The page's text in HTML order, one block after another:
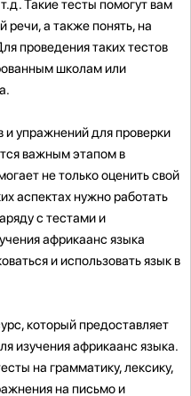
Такие тесты помогут вам
речи, а также понять, на
проведения таких тестов
школам или
и упражнений для проверки
важным этапом в
не только оценить свой
аспектах нужно работать
с тестами и
африкаанс языка
и использовать язык в
который предоставляет
изучения африкаанс языка.
на грамматику, лексику,
на письмо и